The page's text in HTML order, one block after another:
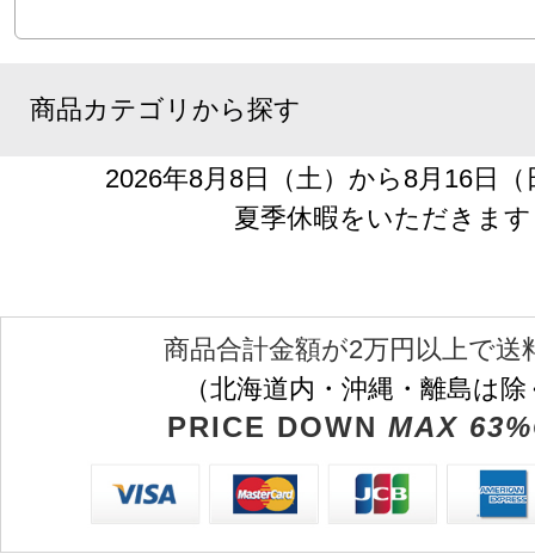
商品カテゴリから探す
2026年8月8日（土）から8月16日
夏季休暇をいただきます
商品合計金額が2万円以上で送
（北海道内・沖縄・離島は
PRICE DOWN MAX